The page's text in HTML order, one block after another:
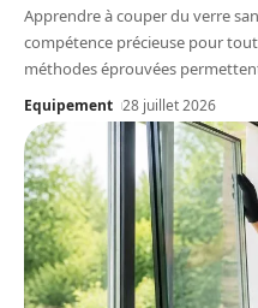
Apprendre à couper du verre
compétence précieuse pour
méthodes éprouvées
Equipement 28 juillet 2026